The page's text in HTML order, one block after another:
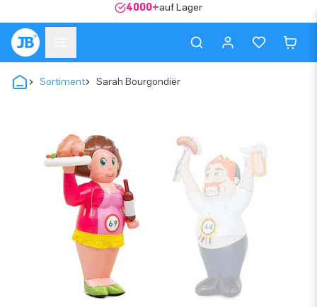
4000+auf Lager
Sortiment Sarah Bourgondiër